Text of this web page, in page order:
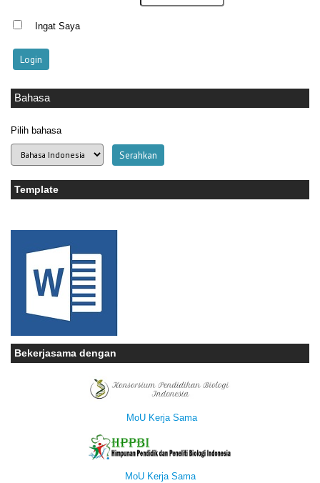
Ingat Saya
Bahasa
Pilih bahasa
Template
Bekerjasama dengan
MoU Kerja Sama
MoU Kerja Sama